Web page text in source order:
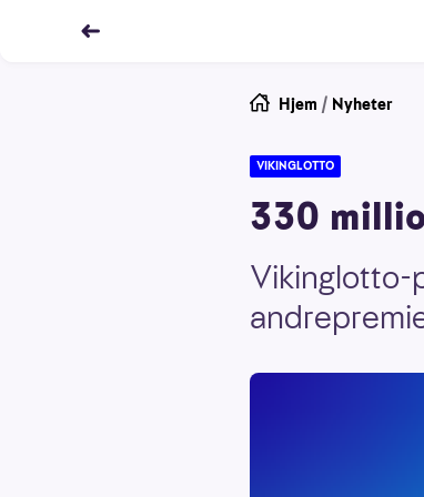
Hjem / Nyheter
VIKINGLOTTO
330
Vikinglotto-